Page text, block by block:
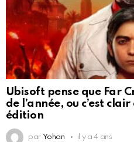
Ubisoft pense que Far
de l’année, ou c’est
édition
par Yohan il y a 4 ans